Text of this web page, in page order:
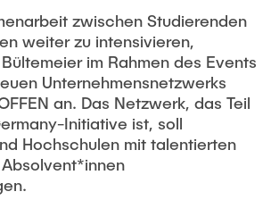
zwischen Studierenden
weiter zu intensivieren,
im Rahmen des Events
Unternehmensnetzwerks
an. Das Netzwerk, das Teil
Initiative ist, soll
Hochschulen mit talentierten